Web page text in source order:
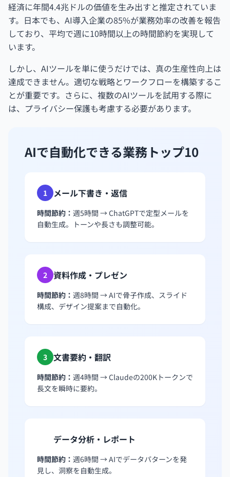
経済に年間4.4兆ドルの価値を生み出すと推定されていま
す。日本でも、AI導入企業の85%が業務効率の改善を報告
しており、平均で週に10時間以上の時間節約を実現して
います。
しかし、AIツールを単に使うだけでは、真の生産性向上は
達成できません。適切な戦略とワークフローを構築するこ
とが重要です。さらに、複数のAIツールを試用する際に
は、プライバシー保護も考慮する必要があります。
AIで自動化できる業務トップ10
1 メール下書き・返信
時間節約： 週5時間 → ChatGPTで定型メールを
自動生成。トーンや長さも調整可能。
2 資料作成・プレゼン
時間節約： 週8時間 → AIで骨子作成、スライド
構成、デザイン提案まで自動化。
3 文書要約・翻訳
時間節約： 週4時間 → Claudeの200Kトークンで
長文を瞬時に要約。
データ分析・レポート
時間節約： 週6時間 → AIでデータパターンを発
見し、洞察を自動生成。